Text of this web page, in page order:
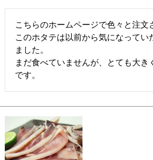
こちらのホームページで色々と注文
このホタテは以前から気になってい
ました。
まだ食べていませんが、とても大き
です。